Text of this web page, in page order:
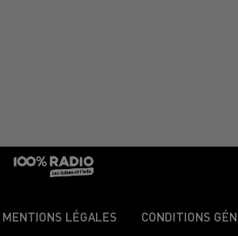
MENTIONS LÉGALES CONDITIONS